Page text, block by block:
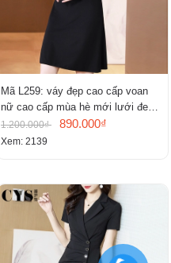
Mã L259: váy đẹp cao cấp voan
nữ cao cấp mùa hè mới lưới đen
cao cấp khí chất nhỏ tay ngắn
1.200.000₫ 890.000₫
Xem: 2139